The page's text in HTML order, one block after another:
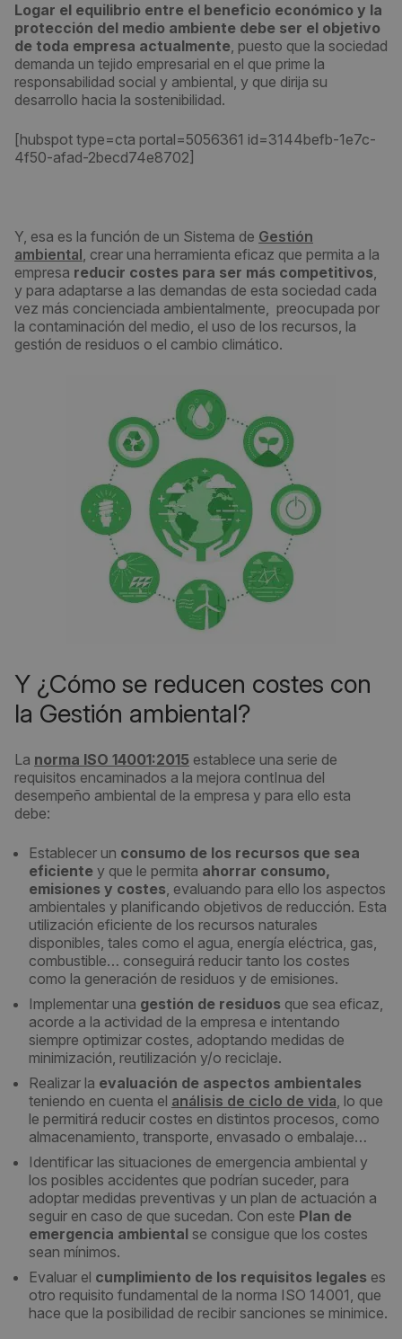
Logar el equilibrio entre el beneficio económico y la
protección del medio ambiente debe ser el objetivo
de toda empresa actualmente, puesto que la sociedad
demanda un tejido empresarial en el que prime la
responsabilidad social y ambiental, y que dirija su
desarrollo hacia la sostenibilidad.
[hubspot type=cta portal=5056361 id=3144befb-1e7c-
4f50-afad-2becd74e8702]
Y, esa es la función de un Sistema de Gestión
ambiental, crear una herramienta eficaz que permita a la
empresa reducir costes para ser más competitivos,
y para adaptarse a las demandas de esta sociedad cada
vez más concienciada ambientalmente, preocupada por
la contaminación del medio, el uso de los recursos, la
gestión de residuos o el cambio climático.
Y ¿Cómo se reducen costes con
la Gestión ambiental?
La norma ISO 14001:2015 establece una serie de
requisitos encaminados a la mejora contInua del
desempeño ambiental de la empresa y para ello esta
debe:
Establecer un consumo de los recursos que sea
eficiente y que le permita ahorrar consumo,
emisiones y costes, evaluando para ello los aspectos
ambientales y planificando objetivos de reducción. Esta
utilización eficiente de los recursos naturales
disponibles, tales como el agua, energía eléctrica, gas,
combustible… conseguirá reducir tanto los costes
como la generación de residuos y de emisiones.
Implementar una gestión de residuos que sea eficaz,
acorde a la actividad de la empresa e intentando
siempre optimizar costes, adoptando medidas de
minimización, reutilización y/o reciclaje.
Realizar la evaluación de aspectos ambientales
teniendo en cuenta el análisis de ciclo de vida, lo que
le permitirá reducir costes en distintos procesos, como
almacenamiento, transporte, envasado o embalaje…
Identificar las situaciones de emergencia ambiental y
los posibles accidentes que podrían suceder, para
adoptar medidas preventivas y un plan de actuación a
seguir en caso de que sucedan. Con este Plan de
emergencia ambiental se consigue que los costes
sean mínimos.
Evaluar el cumplimiento de los requisitos legales es
otro requisito fundamental de la norma ISO 14001, que
hace que la posibilidad de recibir sanciones se minimice.